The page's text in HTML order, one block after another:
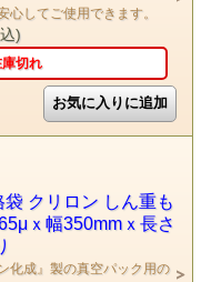
心してご使用できます。
)
切れ
クリロン しん重も
ｘ幅350mmｘ長さ
化成』製の真空パック用の